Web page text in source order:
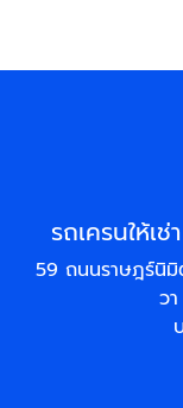
รถเครนให้เ
59 ถนนราษฎร์นิมิ
ว